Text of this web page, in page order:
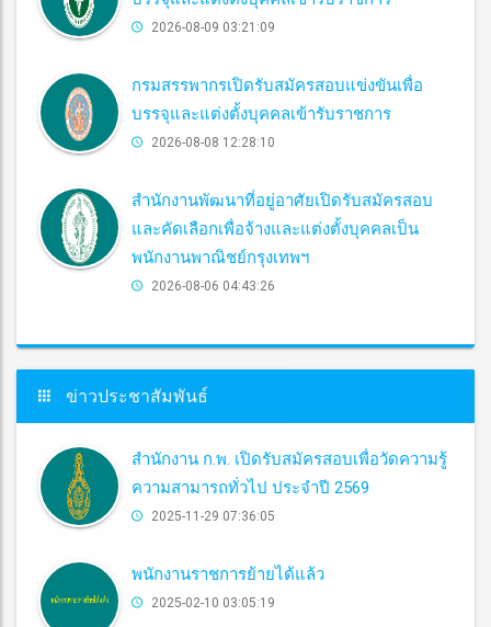
2026-08-09 03:21:09
กรมสรรพากรเปิดรับสมัครสอบแข่งขันเพื่อ
บรรจุและแต่งตั้งบุคคลเข้ารับราชการ
2026-08-08 12:28:10
สำนักงานพัฒนาที่อยู่อาศัยเปิดรับสมัครสอบ
และคัดเลือกเพื่อจ้างและแต่งตั้งบุคคลเป็น
พนักงานพาณิชย์กรุงเทพฯ
2026-08-06 04:43:26
ข่าวประชาสัมพันธ์
สำนักงาน ก.พ. เปิดรับสมัครสอบเพื่อวัดความรู้
ความสามารถทั่วไป ประจำปี 2569
2025-11-29 07:36:05
พนักงานราชการย้ายได้แล้ว
2025-02-10 03:05:19